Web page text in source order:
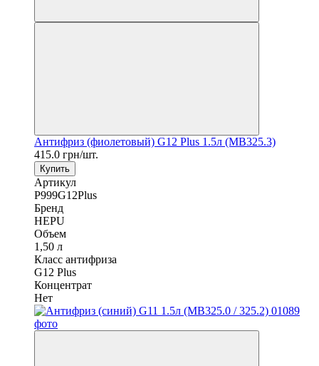
Антифриз (фиолетовый) G12 Plus 1.5л (MB325.3)
415.0 грн/шт.
Купить
Артикул
P999G12Plus
Бренд
HEPU
Объем
1,50 л
Класс антифриза
G12 Plus
Концентрат
Нет